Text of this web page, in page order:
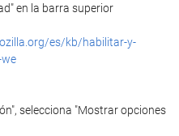
en la barra superior
es/kb/habilitar-y-
selecciona "Mostrar opciones